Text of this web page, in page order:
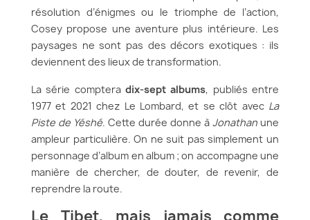
résolution d’énigmes ou le triomphe de l’action,
Cosey propose une aventure plus intérieure. Les
paysages ne sont pas des décors exotiques : ils
deviennent des lieux de transformation.
La série comptera dix-sept albums, publiés entre
1977 et 2021 chez Le Lombard, et se clôt avec La
Piste de Yéshé. Cette durée donne à Jonathan une
ampleur particulière. On ne suit pas simplement un
personnage d’album en album ; on accompagne une
manière de chercher, de douter, de revenir, de
reprendre la route.